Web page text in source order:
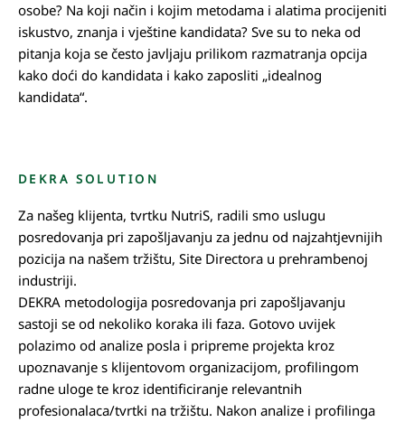
osobe? Na koji način i kojim metodama i alatima procijeniti
iskustvo, znanja i vještine kandidata? Sve su to neka od
pitanja koja se često javljaju prilikom razmatranja opcija
kako doći do kandidata i kako zaposliti „idealnog
kandidata“.
DEKRA SOLUTION
Za našeg klijenta, tvrtku NutriS, radili smo uslugu
posredovanja pri zapošljavanju za jednu od najzahtjevnijih
pozicija na našem tržištu, Site Directora u prehrambenoj
industriji.
DEKRA metodologija posredovanja pri zapošljavanju
sastoji se od nekoliko koraka ili faza. Gotovo uvijek
polazimo od analize posla i pripreme projekta kroz
upoznavanje s klijentovom organizacijom, profilingom
radne uloge te kroz identificiranje relevantnih
profesionalaca/tvrtki na tržištu. Nakon analize i profilinga